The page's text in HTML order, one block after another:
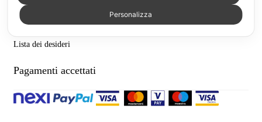
Carrello
Lista dei desideri
Pagamenti accettati
Personalizza